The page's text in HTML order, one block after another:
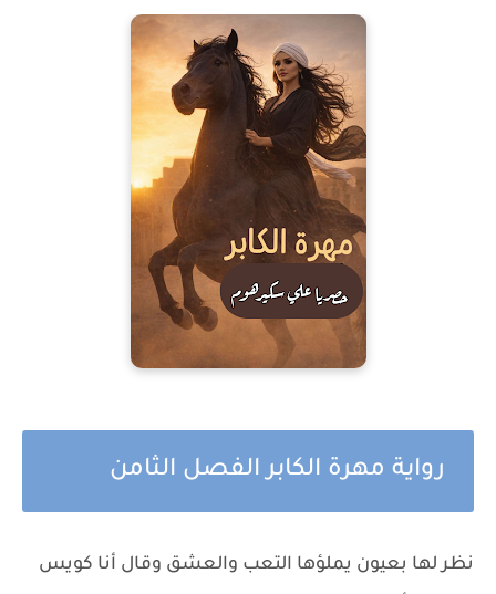
رواية مهرة الكابر الفصل الثامن
نظر لها بعيون يملؤها التعب والعشق وقال أنا كويس